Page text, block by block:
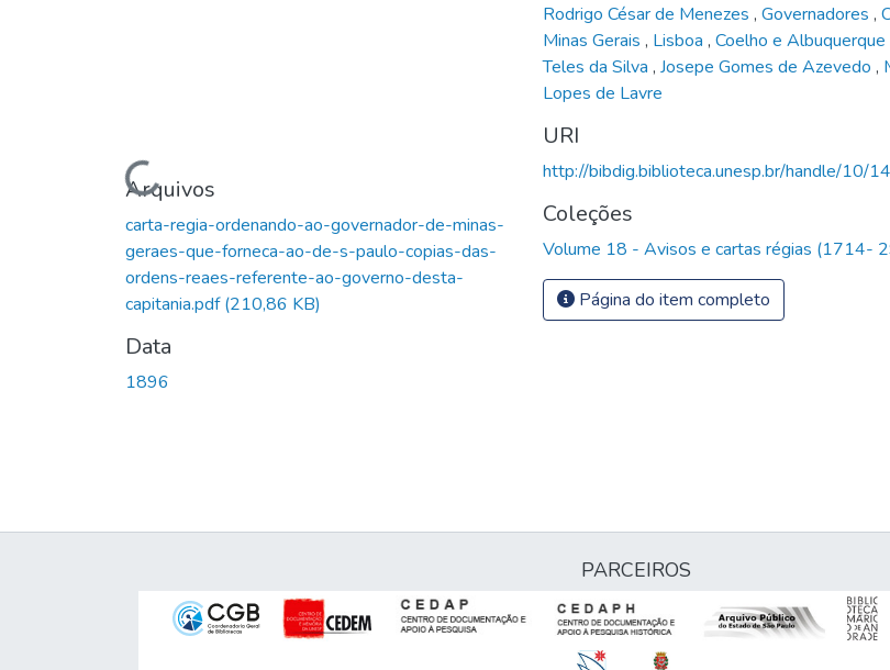
Carregando...
Arquivos
carta-regia-ordenando-ao-governador-de-minas-
geraes-que-forneca-ao-de-s-paulo-copias-das-
ordens-reaes-referente-ao-governo-desta-
capitania.pdf(210,86 KB)
Data
1896
Rodrigo César de Menezes , Governadores ,
Minas Gerais , Lisboa , Coelho e Albuquerque
Teles da Silva , Josepe Gomes de Azevedo ,
Lopes de Lavre
URI
http://bibdig.biblioteca.unesp.br/handle/10/
Coleções
Volume 18 - Avisos e cartas régias (1714-
Página do item completo
PARCEIROS